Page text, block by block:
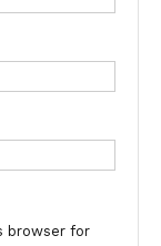
browser for